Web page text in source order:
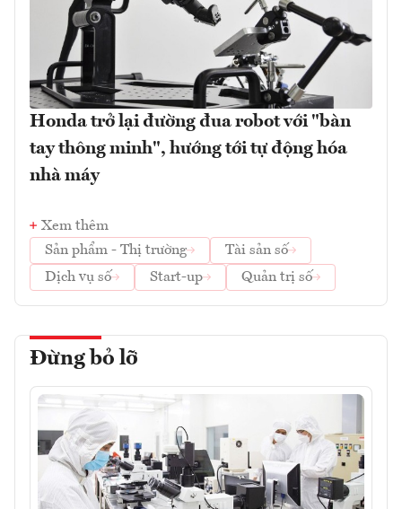
Honda trở lại đường đua robot với "bàn
tay thông minh", hướng tới tự động hóa
nhà máy
Xem thêm
Sản phẩm - Thị trường
Tài sản số
Dịch vụ số
Start-up Quản trị số
Đừng bỏ lỡ